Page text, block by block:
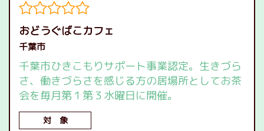
おどうぐばこカフェ
千葉市
千葉市ひきこもりサポート事業認定。生きづら
さ、働きづらさを感じる方の居場所としてお茶
会を毎月第１第３水曜日に開催。
対 象